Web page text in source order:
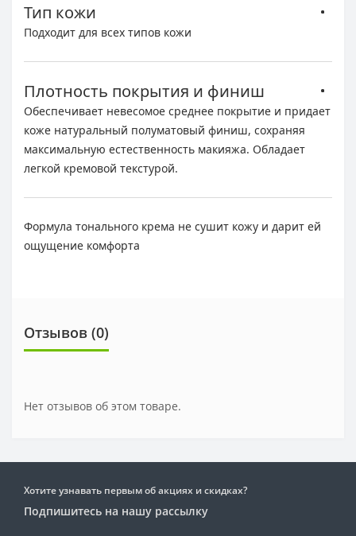
Тип кожи
Подходит для всех типов кожи
Плотность покрытия и финиш
Обеспечивает невесомое среднее покрытие и придает
коже натуральный полуматовый финиш, сохраняя
максимальную естественность макияжа. Обладает
легкой кремовой текстурой.
Формула тонального крема не сушит кожу и дарит ей
ощущение комфорта
Отзывов (0)
Нет отзывов об этом товаре.
Хотите узнавать первым об акциях и скидках?
Подпишитесь на нашу рассылку